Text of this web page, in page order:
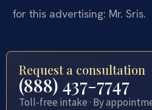
for this advertising: Mr. Sris.
Request a consultation
(888) 437-7747
Toll-free intake · By